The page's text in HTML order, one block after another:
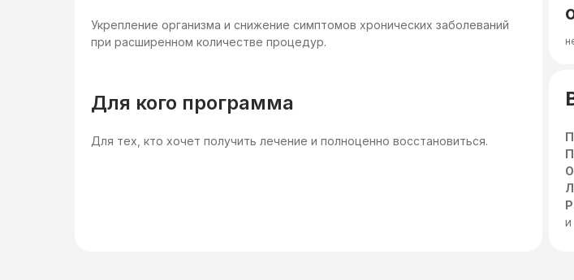
Укрепление организма и снижение симптомов хронических заболеваний
при расширенном количестве процедур.
Для кого программа
Для тех, кто хочет получить лечение и полноценно восстановиться.